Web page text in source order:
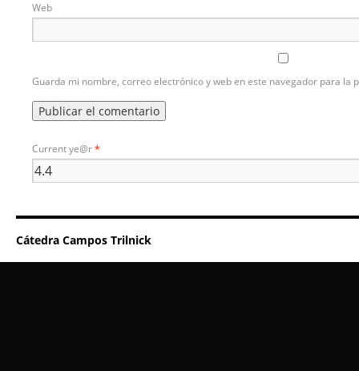
Web
Guarda mi nombre, correo electrónico y web en este navegador para la
Current ye@r*
Cátedra Campos Trilnick